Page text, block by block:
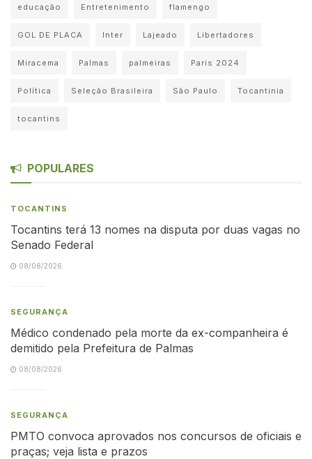
educação Entretenimento flamengo
GOL DE PLACA Inter Lajeado Libertadores
Miracema Palmas palmeiras Paris 2024
Política Seleção Brasileira São Paulo Tocantinia
tocantins
POPULARES
TOCANTINS
Tocantins terá 13 nomes na disputa por duas vagas no
Senado Federal
08/08/2026
SEGURANÇA
Médico condenado pela morte da ex-companheira é
demitido pela Prefeitura de Palmas
08/08/2026
SEGURANÇA
PMTO convoca aprovados nos concursos de oficiais e
praças; veja lista e prazos